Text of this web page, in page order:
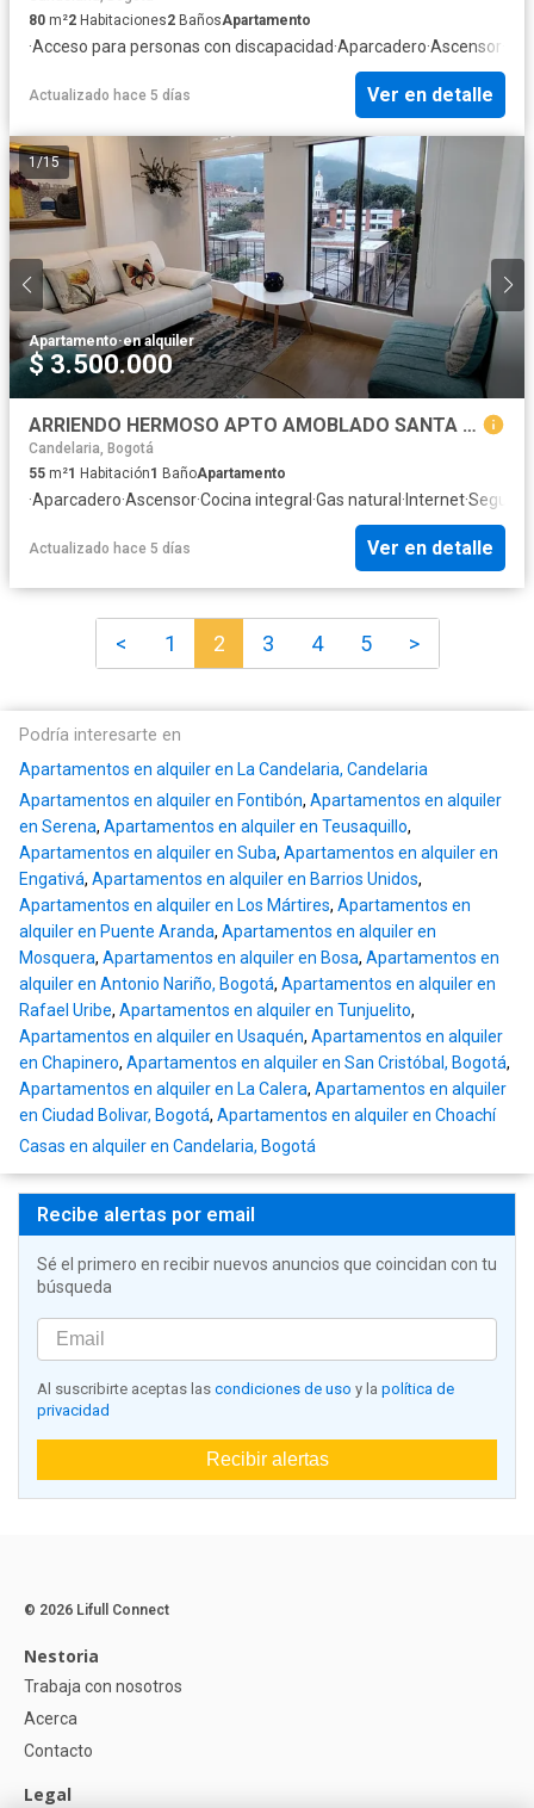
80 m²2 Habitaciones2 BañosApartamento
·Acceso para personas con discapacidad·Aparcadero·Ascensor
Actualizado hace 5 días Ver en detalle
1/15
Apartamento·en alquiler
$ 3.500.000
ARRIENDO HERMOSO APTO AMOBLADO SANTA BARBARA
Candelaria, Bogotá
55 m²1 Habitación1 BañoApartamento
·Aparcadero·Ascensor·Cocina integral ·Gas natural · Internet·
Actualizado hace 5 días Ver en detalle
< 1 2 3 4 5 >
Podría interesarte en
Apartamentos en alquiler en La Candelaria, Candelaria
Apartamentos en alquiler en Fontibón, Apartamentos en alquiler
en Serena, Apartamentos en alquiler en Teusaquillo,
Apartamentos en alquiler en Suba, Apartamentos en alquiler en
Engativá, Apartamentos en alquiler en Barrios Unidos,
Apartamentos en alquiler en Los Mártires, Apartamentos en
alquiler en Puente Aranda, Apartamentos en alquiler en
Mosquera, Apartamentos en alquiler en Bosa, Apartamentos en
alquiler en Antonio Nariño, Bogotá, Apartamentos en alquiler en
Rafael Uribe, Apartamentos en alquiler en Tunjuelito,
Apartamentos en alquiler en Usaquén, Apartamentos en alquiler
en Chapinero, Apartamentos en alquiler en San Cristóbal, Bogotá,
Apartamentos en alquiler en La Calera, Apartamentos en alquiler
en Ciudad Bolivar, Bogotá, Apartamentos en alquiler en Choachí
Casas en alquiler en Candelaria, Bogotá
Recibe alertas por email
Sé el primero en recibir nuevos anuncios que coincidan con tu
búsqueda
Al suscribirte aceptas las condiciones de uso y la política de
privacidad
Recibir alertas
© 2026 Lifull Connect
Nestoria
Trabaja con nosotros
Acerca
Contacto
Legal